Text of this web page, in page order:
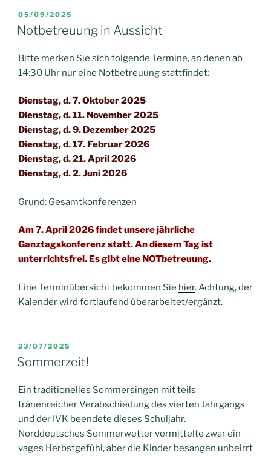
VERÖFFENTLICHT
AM
05/09/2025
Notbetreuung in Aussicht
Bitte merken Sie sich folgende Termine, an denen ab
14:30 Uhr nur eine Notbetreuung stattfindet:
Dienstag, d. 7. Oktober 2025
Dienstag, d. 11. November 2025
Dienstag, d. 9. Dezember 2025
Dienstag, d. 17. Februar 2026
Dienstag, d. 21. April 2026
Dienstag, d. 2. Juni 2026
Grund: Gesamtkonferenzen
Am 7. April 2026 findet unsere jährliche
Ganztagskonferenz statt. An diesem Tag ist
unterrichtsfrei. Es gibt eine NOTbetreuung.
Eine Terminübersicht bekommen Sie hier. Achtung, der
Kalender wird fortlaufend überarbeitet/ergänzt.
VERÖFFENTLICHT
AM
23/07/2025
Sommerzeit!
Ein traditionelles Sommersingen mit teils
tränenreicher Verabschiedung des vierten Jahrgangs
und der IVK beendete dieses Schuljahr.
Norddeutsches Sommerwetter vermittelte zwar ein
vages Herbstgefühl, aber die Kinder besangen unbeirrt